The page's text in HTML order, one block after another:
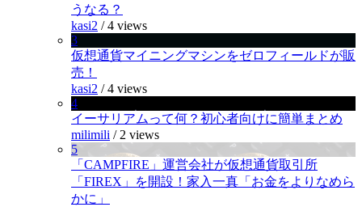
うなる？
kasi2 /4 views
3
仮想通貨マイニングマシンをゼロフィールドが販
売！
kasi2 /4 views
4
イーサリアムって何？初心者向けに簡単まとめ
milimili / 2 views
5
「CAMPFIRE」運営会社が仮想通貨取引所
「FIREX」を開設！家入一真「お金をよりなめら
かに」